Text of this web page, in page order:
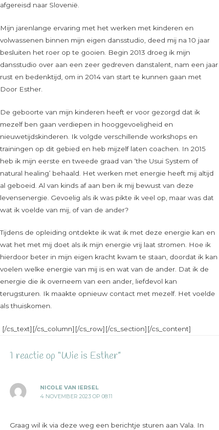
afgereisd naar Slovenië.
Mijn jarenlange ervaring met het werken met kinderen en
volwassenen binnen mijn eigen dansstudio, deed mij na 10 jaar
besluiten het roer op te gooien. Begin 2013 droeg ik mijn
dansstudio over aan een zeer gedreven danstalent, nam een jaar
rust en bedenktijd, om in 2014 van start te kunnen gaan met
Door Esther.
De geboorte van mijn kinderen heeft er voor gezorgd dat ik
mezelf ben gaan verdiepen in hooggevoeligheid en
nieuwetijdskinderen. Ik volgde verschillende workshops en
trainingen op dit gebied en heb mijzelf laten coachen. In 2015
heb ik mijn eerste en tweede graad van ‘the Usui System of
natural healing’ behaald. Het werken met energie heeft mij altijd
al geboeid. Al van kinds af aan ben ik mij bewust van deze
levensenergie. Gevoelig als ik was pikte ik veel op, maar was dat
wat ik voelde van mij, of van de ander?
Tijdens de opleiding ontdekte ik wat ik met deze energie kan en
wat het met mij doet als ik mijn energie vrij laat stromen. Hoe ik
hierdoor beter in mijn eigen kracht kwam te staan, doordat ik kan
voelen welke energie van mij is en wat van de ander. Dat ik de
energie die ik overneem van een ander, liefdevol kan
terugsturen. Ik maakte opnieuw contact met mezelf. Het voelde
als thuiskomen.
[/cs_text][/cs_column][/cs_row][/cs_section][/cs_content]
1 reactie op “Wie is Esther”
NICOLE VAN IERSEL
4 NOVEMBER 2023 OP 08:11
Graag wil ik via deze weg een berichtje sturen aan Vala. In